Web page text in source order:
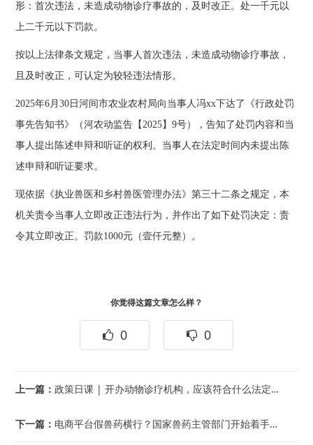
形：首次违法，未造成动物诊疗事故的，及时改正。处一千元以
上二千元以下罚款。
按以上法律条文规定，当事人首次违法，未造成动物诊疗事故，
且及时改正，可认定为较轻违法情形。
2025年6月30日河间市农业农村局向当事人冯xx下达了《行政处罚
事先告知书》（河农动监告【2025】9号），告知了处罚内容和当
事人提出陈述申辩和听证的权利。当事人在法定时间内未提出陈
述申辩和听证要求。
现依据《执业兽医和乡村兽医管理办法》第三十二条之规定，本
机关责令当事人立即改正违法行为，并作出了如下处罚决定：责
令其立即改正。罚款1000元（壹仟元整）。
你觉得这篇文章怎么样？
0 0
上一篇：政策日课 | 开办动物诊疗机构，应该符合什么法定条件？申办流程是什么？
下一篇： 电商平台假兽药横行？国家兽药主管部门开始着手整顿！